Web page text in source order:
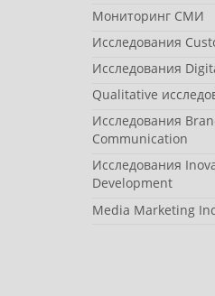
Мониторинг СМИ
Исследования
Исследования
Qualitative
Исследования
Communication
Исследования
Development
Media Marketing